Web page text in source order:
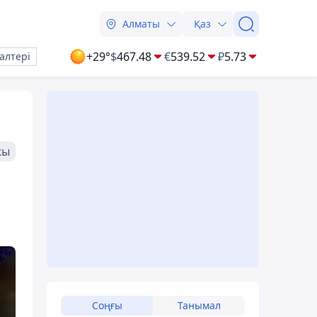
Алматы Қаз
+29°$467.48 €539.52 ₽5.73
Соңғы Танымал